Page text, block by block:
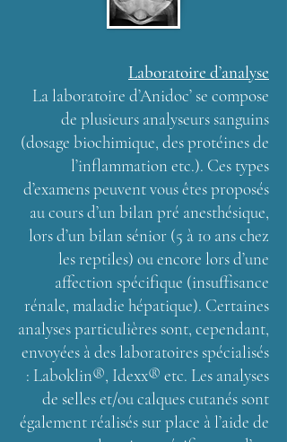
Laboratoire d’analyse
La laboratoire d’Anidoc’ se compose
de plusieurs analyseurs sanguins
(dosage biochimique, des protéines de
l’inflammation etc.). Ces types
d’examens peuvent vous êtes proposés
au cours d’un bilan pré anesthésique,
lors d’un bilan sénior (5 à 10 ans chez
les reptiles) ou encore lors d’une
affection spécifique (insuffisance
rénale, maladie hépatique). Certaines
analyses particulières sont, cependant,
envoyées à des laboratoires spécialisés
: Laboklin®, Idexx® etc. Les analyses
de selles et/ou calques cutanés sont
également réalisés sur place à l’aide de